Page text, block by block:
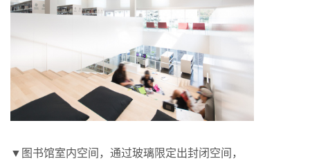
▼图书馆室内空间，通过玻璃限定出封闭空间，